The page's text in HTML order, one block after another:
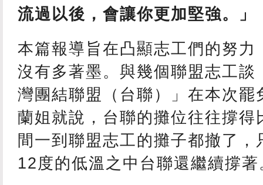
流過以後，會讓你更加堅強。」
本篇報導旨在凸顯志工們的努力
沒有多著墨。與幾個聯盟志工談
灣團結聯盟（台聯）」在本次罷
蘭姐就說，台聯的攤位往往撐得
間一到聯盟志工的攤子都撤了
12度的低溫之中台聯還繼續撐著